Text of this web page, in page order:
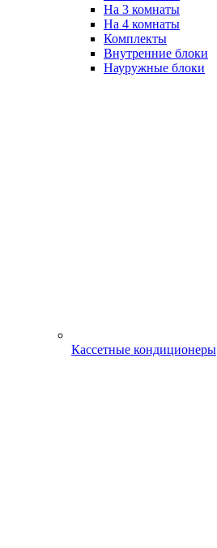
На 3 комнаты
На 4 комнаты
Комплекты
Внутренние блоки
Науружные блоки
Кассетные кондиционеры